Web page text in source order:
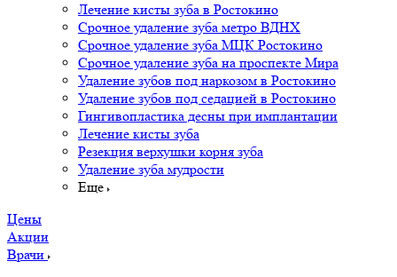
Лечение кисты зуба в Ростокино
Срочное удаление зуба метро ВДНХ
Срочное удаление зуба МЦК Ростокино
Срочное удаление зуба на проспекте Мира
Удаление зубов под наркозом в Ростокино
Удаление зубов под седацией в Ростокино
Гингивопластика десны при имплантации
Лечение кисты зуба
Резекция верхушки корня зуба
Удаление зуба мудрости
Еще
Цены
Акции
Врачи